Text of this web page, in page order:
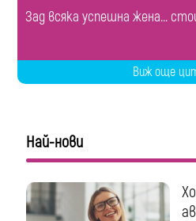
Зад всяка успешна жена...
Виж още
Най-нови